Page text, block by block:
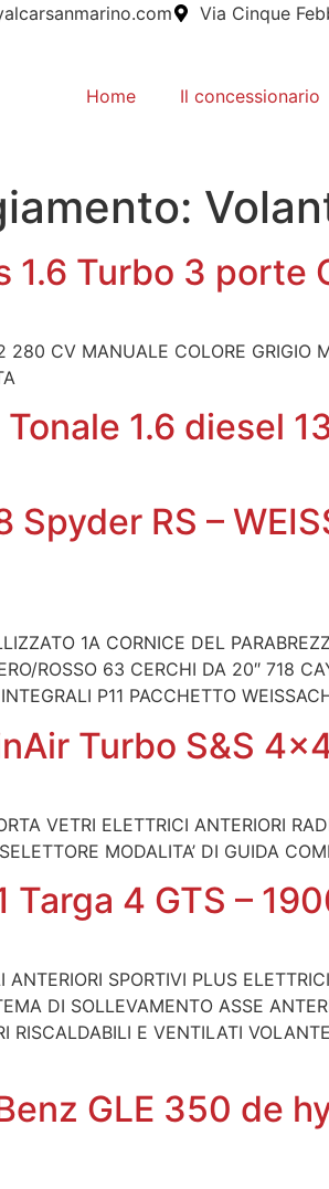
Via Cinque
Home Il concessionario
1.6 Turbo 3 porte
280 CV MANUALE COLORE GRIGIO
1.6 diesel
Spyder RS –
1A CORNICE DEL
ROSSO 63 CERCHI DA 20″ 718
P11 PACCHETTO
Turbo S&S
VETRI ELETTRICI ANTERIORI
MODALITA’ DI GUIDA
Targa 4 GTS –
ANTERIORI SPORTIVI PLUS
DI SOLLEVAMENTO ASSE
RISCALDABILI E VENTILATI
GLE 350 de